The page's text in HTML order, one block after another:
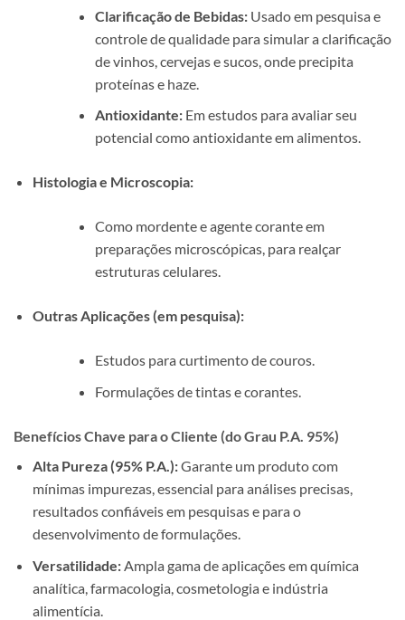
Clarificação de Bebidas:Usado em pesquisa e
controle de qualidade para simular a clarificação
de vinhos, cervejas e sucos, onde precipita
proteínas e haze.
Antioxidante:Em estudos para avaliar seu
potencial como antioxidante em alimentos.
Histologia e Microscopia:
Como mordente e agente corante em
preparações microscópicas, para realçar
estruturas celulares.
Outras Aplicações (em pesquisa):
Estudos para curtimento de couros.
Formulações de tintas e corantes.
Benefícios Chave para o Cliente (do Grau P.A. 95%)
Alta Pureza (95% P.A.):Garante um produto com
mínimas impurezas, essencial para análises precisas,
resultados confiáveis em pesquisas e para o
desenvolvimento de formulações.
Versatilidade:Ampla gama de aplicações em química
analítica, farmacologia, cosmetologia e indústria
alimentícia.